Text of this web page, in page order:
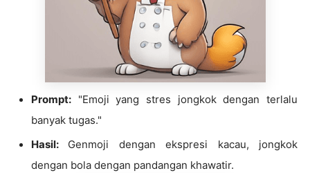
Prompt: "Emoji yang stres jongkok dengan terlalu
banyak tugas."
Hasil: Genmoji dengan ekspresi kacau, jongkok
dengan bola dengan pandangan khawatir.